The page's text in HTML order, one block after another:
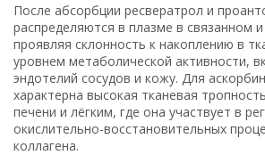
После абсорбции ресвератрол и
распределяются в плазме в связанном
проявляя склонность к накоплению в
уровнем метаболической активности,
эндотелий сосудов и кожу. Для
характерна высокая тканевая
печени и лёгким, где она участвует в
окислительно-восстановительных
коллагена.